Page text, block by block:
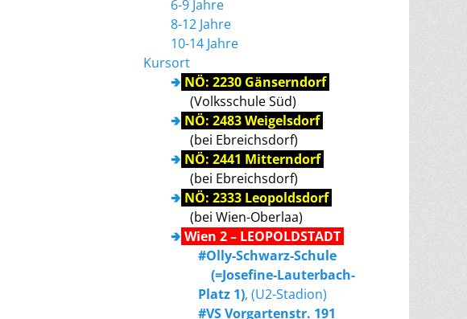
6-9 Jahre
8-12 Jahre
10-14 Jahre
Kursort
🢂 NÖ: 2230 Gänserndorf
(Volksschule Süd)
🢂 NÖ: 2483 Weigelsdorf
(bei Ebreichsdorf)
🢂 NÖ: 2441 Mitterndorf
(bei Ebreichsdorf)
🢂 NÖ: 2333 Leopoldsdorf
(bei Wien-Oberlaa)
🢂 Wien 2 – LEOPOLDSTADT
#Olly-Schwarz-Schule
(=Josefine-Lauterbach-
Platz 1), (U2-Stadion)
#VS Vorgartenstr. 191